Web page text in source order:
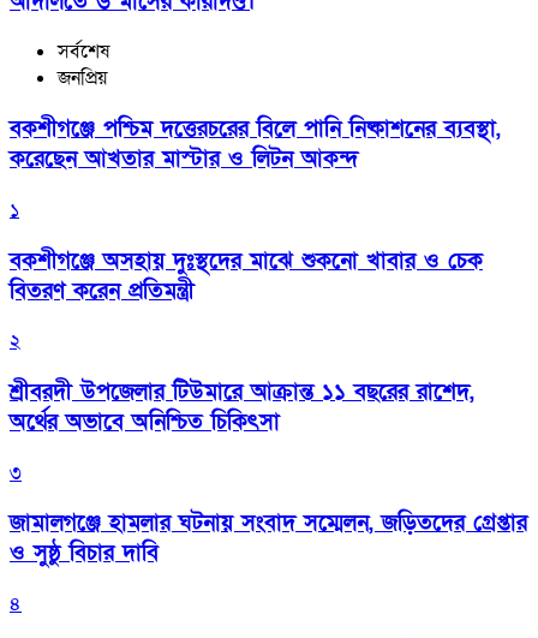
সর্বশেষ
জনপ্রিয়
বকশীগঞ্জে পশ্চিম দত্তেরচরের বিলে পানি নিষ্কাশনের ব্যবস্থা,
করেছেন আখতার মাস্টার ও লিটন আকন্দ
১
বকশীগঞ্জে অসহায় দুঃস্থদের মাঝে শুকনো খাবার ও চেক
বিতরণ করেন প্রতিমন্ত্রী
২
শ্রীবরদী উপজেলার টিউমারে আক্রান্ত ১১ বছরের রাশেদ,
অর্থের অভাবে অনিশ্চিত চিকিৎসা
৩
জামালগঞ্জে হামলার ঘটনায় সংবাদ সম্মেলন, জড়িতদের গ্রেপ্তার
ও সুষ্ঠু বিচার দাবি
৪